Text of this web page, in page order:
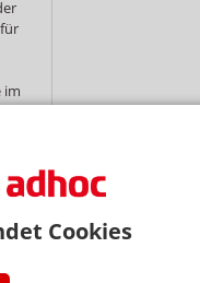
Cookies
im